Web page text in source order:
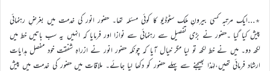
٭…ایک مرتبہ کسی بیرونِ ملک سٹوڈیو کا کوئی مسئلہ تھا۔ حضور انور کی خدمت میں بغرضِ رہنمائی
پیش کیا گیا ۔حضور نے بڑی تفصیل سے رہنمائی سے نوازا اور فرمایا کہ انہیں یہ سب باتیں خط میں
لکھ دو۔ میں نے خط لکھ تو لیا مگر خیال آیا کہ چونکہ حضور انور نے ازراہِ شفقت خود مفصل ہدایات
ارشاد فرمائی تھیں،لہٰذا بھیجنے سے پہلے حضور کو دکھا لیا جائے۔ ملاقات میں حضور کی خدمت میں پیش